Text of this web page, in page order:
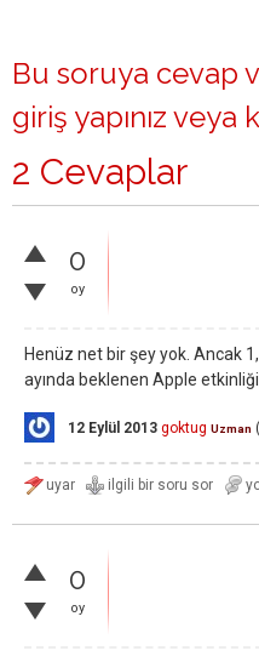
Bu soruya cevap
giriş yapınız veya
2 Cevaplar
0
oy
Henüz net bir şey yok. Ancak
ayında beklenen Apple
12 Eylül 2013 goktug Uzman (
0
oy